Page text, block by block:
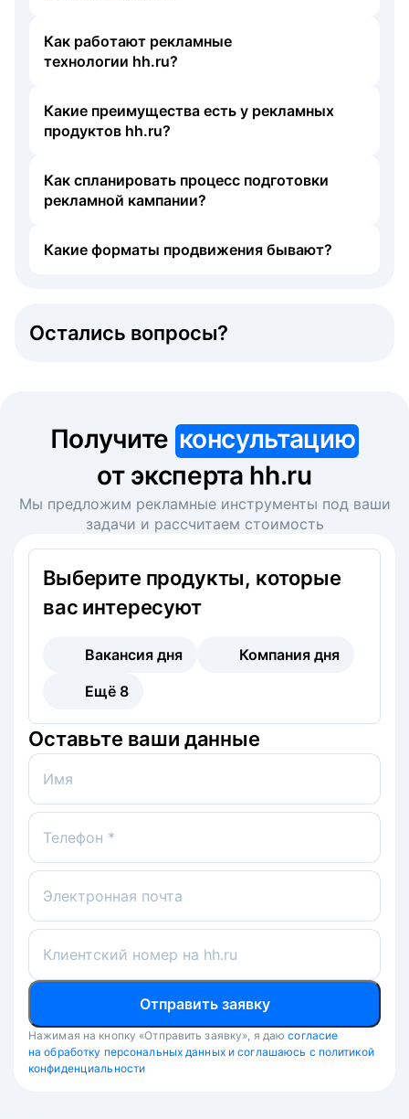
Как работают рекламные
технологии hh.ru?
Какие преимущества есть у рекламных
продуктов hh.ru?
Как спланировать процесс подготовки
рекламной кампании?
Какие форматы продвижения бывают?
Остались вопросы?
Получите консультацию
от эксперта hh.ru
Мы предложим рекламные инструменты под ваши
задачи и рассчитаем стоимость
Выберите продукты, которые
вас интересуют
Вакансия дня
Компания дня
Ещё 8
Оставьте ваши данные
Имя
Телефон *
Электронная почта
Клиентский номер на hh.ru
Отправить заявку
Нажимая на кнопку «Отправить заявку», я даю согласие
на обработку персональных данных и соглашаюсь с политикой
конфиденциальности